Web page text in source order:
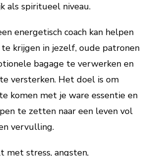
als spiritueel niveau.
energetisch coach kan helpen
krijgen in jezelf, oude patronen
bagage te verwerken en
versterken. Het doel is om
komen met je ware essentie en
te zetten naar een leven vol
vervulling.
met stress, angsten,